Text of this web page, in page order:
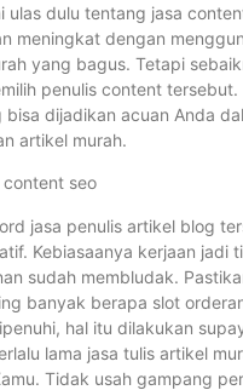
ulas dulu tentang jasa
meningkat dengan
yang bagus. Tetapi
penulis content
bisa dijadikan acuan Anda
artikel murah.
jasa penulis artikel blog
Kebiasaanya kerjaan jadi
sudah membludak.
banyak berapa slot
hal itu dilakukan
lama jasa tulis artikel
Tidak usah gampang